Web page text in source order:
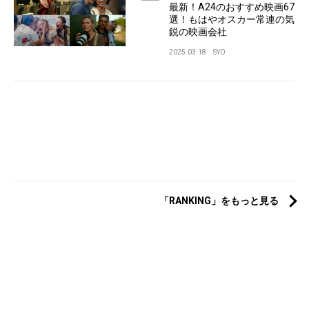
最新！A24のおすすめ映画67
選！もはやオスカー常連の気
鋭の映画会社
2025.03.18 SYO
「RANKING」をもっと見る